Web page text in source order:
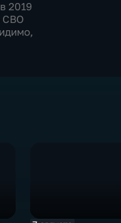
2019
СВО